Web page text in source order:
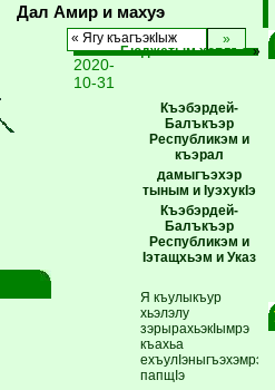
Дал Амир и махуэ
« Ягу къагъэкIыж
Бюджетым хоплъэ»
2020-
10-31
Къэбэрдей-
Балъкъэр
Республикэм и
къэрал
дамыгъэхэр
тыным и IуэхукIэ
Къэбэрдей-
Балъкъэр
Республикэм и
Iэтащхьэм и Указ
Я къулыкъур
хьэлэлу
зэрырахьэкIымрэ
къахьа
ехъулIэныгъэхэмрэ
папщIэ